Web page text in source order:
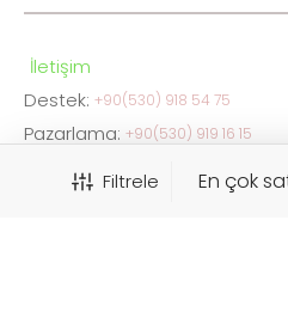
Filtrele
İletişim
Destek: +90(530) 918 54 75
Pazarlama: +90(530) 919 16 15
info@ceskaistanbul.com